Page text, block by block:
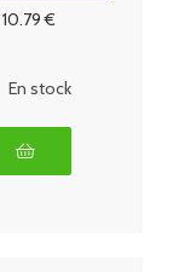
10.79€
En stock